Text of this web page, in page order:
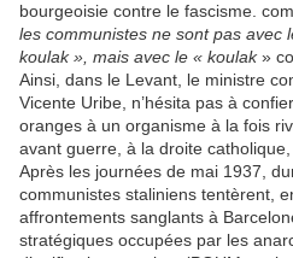
bourgeoisie contre le fascisme.
les communistes ne sont pas avec
koulak », mais avec le « koulak»
Ainsi, dans le Levant, le ministre
Vicente Uribe, n’hésita pas à
oranges à un organisme à la fois
avant guerre, à la droite
Après les journées de mai 1937,
communistes staliniens tentèrent,
affrontements sanglants à
stratégiques occupées par les